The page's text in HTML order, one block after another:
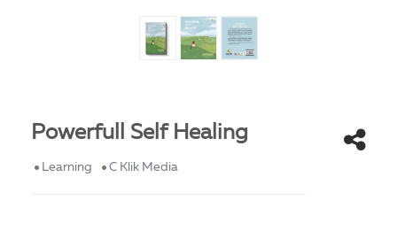
Powerfull Self Healing
Learning C Klik Media